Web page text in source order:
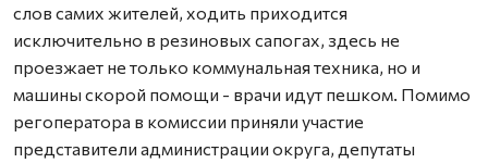
слов самих жителей, ходить приходится
исключительно в резиновых сапогах, здесь не
проезжает не только коммунальная техника, но и
машины скорой помощи - врачи идут пешком. Помимо
регоператора в комиссии приняли участие
представители администрации округа, депутаты